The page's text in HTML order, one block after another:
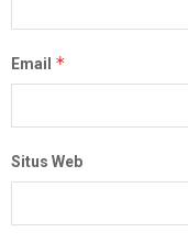
Email *
Situs Web